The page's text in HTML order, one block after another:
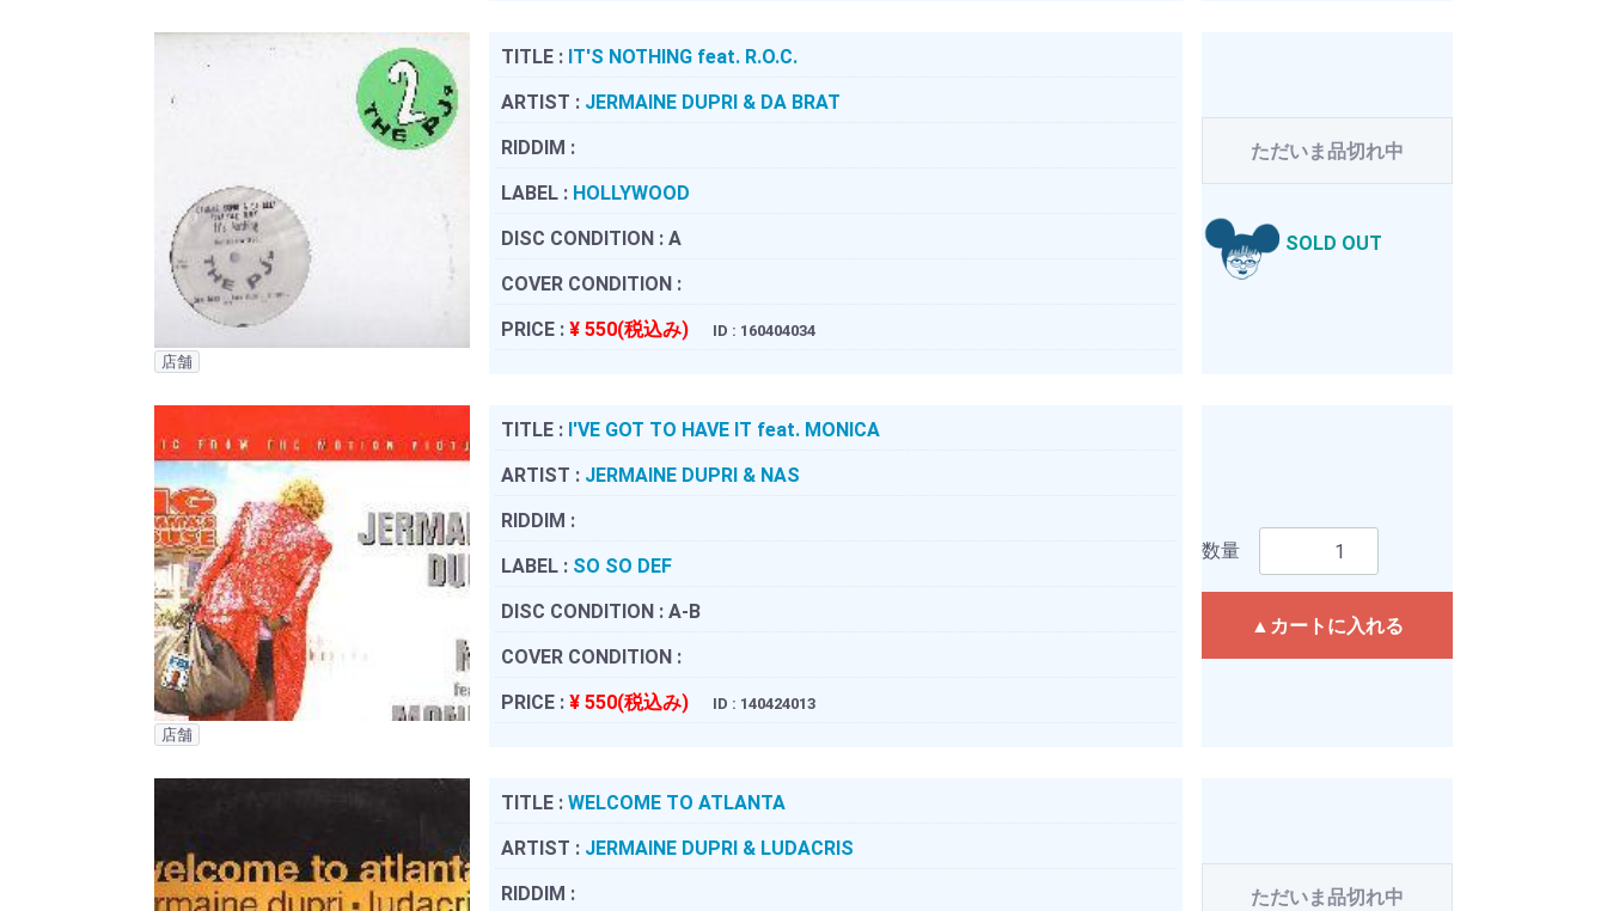
店舗
TITLE : IT'S NOTHING feat. R.O.C.
ARTIST : JERMAINE DUPRI & DA BRAT
RIDDIM :
LABEL : HOLLYWOOD
DISC CONDITION : A
COVER CONDITION :
PRICE : ¥ 550(税込み) ID : 160404034
ただいま品切れ中
SOLD OUT
店舗
TITLE : I'VE GOT TO HAVE IT feat. MONICA
ARTIST : JERMAINE DUPRI & NAS
RIDDIM :
LABEL : SO SO DEF
DISC CONDITION : A-B
COVER CONDITION :
PRICE : ¥ 550(税込み) ID : 140424013
数量
▲カートに入れる
TITLE : WELCOME TO ATLANTA
ARTIST : JERMAINE DUPRI & LUDACRIS
RIDDIM :
ただいま品切れ中